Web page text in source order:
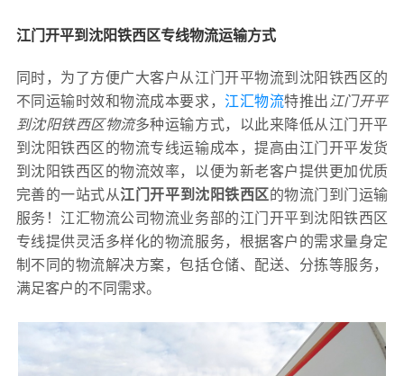
江门开平到沈阳铁西区专线物流运输方式
同时，为了方便广大客户从江门开平物流到沈阳铁西区的
不同运输时效和物流成本要求， 江汇物流特推出 江门开平
到沈阳铁西区物流多种运输方式，以此来降低从江门开平
到沈阳铁西区的物流专线运输成本，提高由江门开平发货
到沈阳铁西区的物流效率，以便为新老客户提供更加优质
完善的一站式从江门开平到沈阳铁西区的物流门到门运输
服务！江汇物流公司物流业务部的江门开平到沈阳铁西区
专线提供灵活多样化的物流服务，根据客户的需求量身定
制不同的物流解决方案，包括仓储、配送、分拣等服务，
满足客户的不同需求。